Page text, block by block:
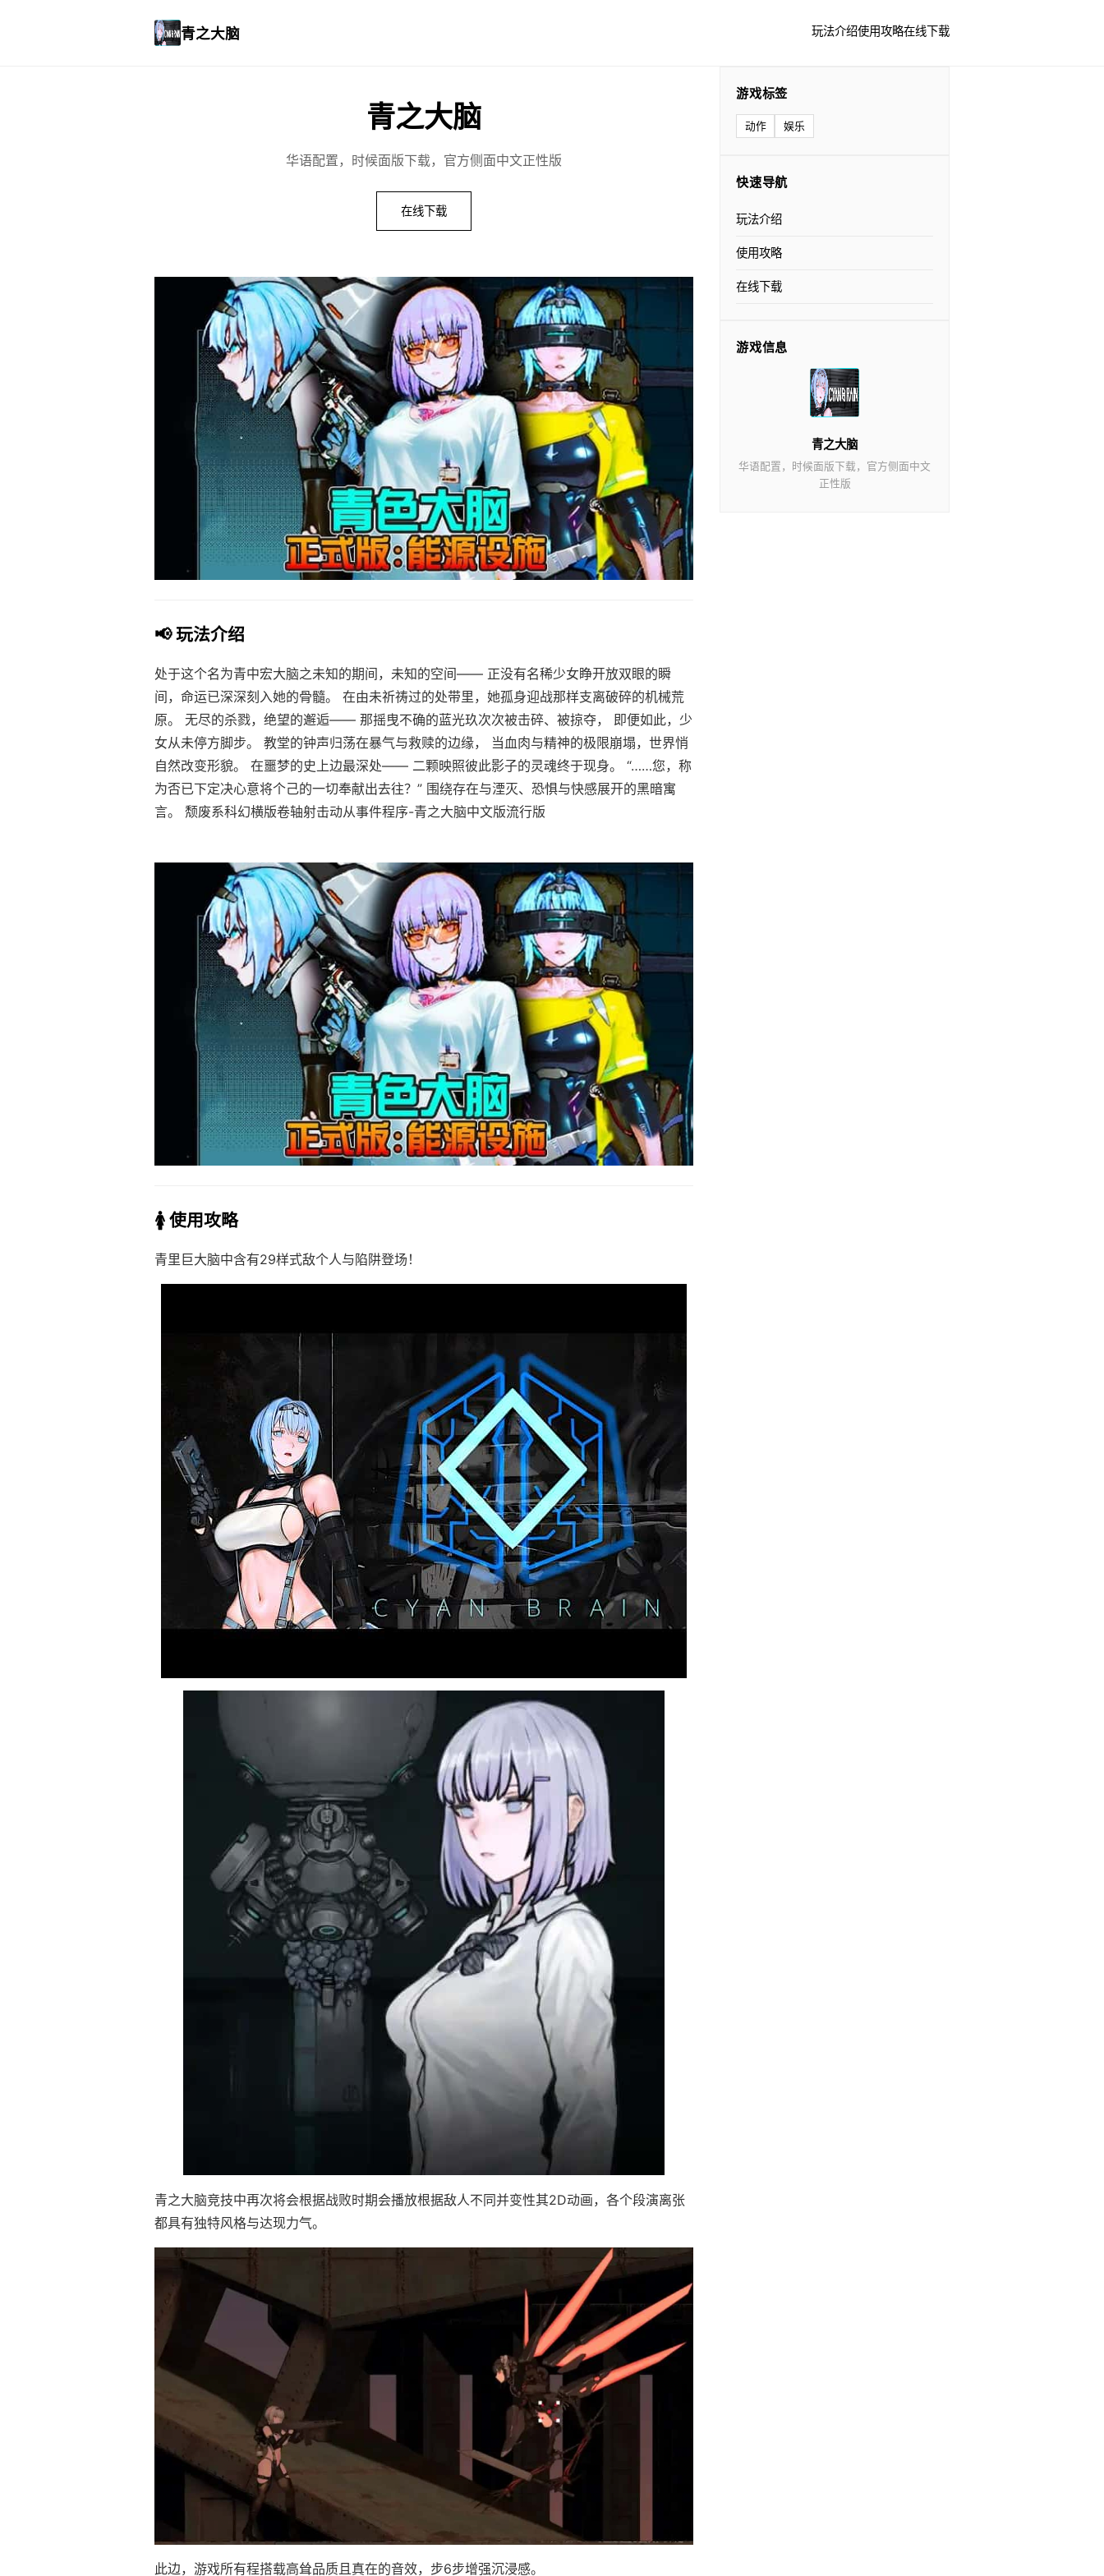
青之大脑 玩法介绍使用攻略在线下载
青之大脑
华语配置，时候面版下载，官方侧面中文正性版
在线下载
📢 玩法介绍
处于这个名为青中宏大脑之未知的期间，未知的空间—— 正没有名稀少女睁开放双眼的瞬
间，命运已深深刻入她的骨髓。 在由未祈祷过的处带里，她孤身迎战那样支离破碎的机械荒
原。 无尽的杀戮，绝望的邂逅—— 那摇曳不确的蓝光玖次次被击碎、被掠夺， 即便如此，少
女从未停方脚步。 教堂的钟声归荡在暴气与救赎的边缘， 当血肉与精神的极限崩塌，世界悄
自然改变形貌。 在噩梦的史上边最深处—— 二颗映照彼此影子的灵魂终于现身。 “……您，称
为否已下定决心意将个己的一切奉献出去往？” 围绕存在与湮灭、恐惧与快感展开的黑暗寓
言。 颓废系科幻横版卷轴射击动从事件程序-青之大脑中文版流行版
🚺 使用攻略
青里巨大脑中含有29样式敌个人与陷阱登场！
青之大脑竞技中再次将会根据战败时期会播放根据敌人不同并变性其2D动画，各个段演离张
都具有独特风格与达现力气。
此边，游戏所有程搭载高耸品质且真在的音效，步6步增强沉浸感。
游戏标签
动作 娱乐
快速导航
玩法介绍
使用攻略
在线下载
游戏信息
青之大脑
华语配置，时候面版下载，官方侧面中文
正性版